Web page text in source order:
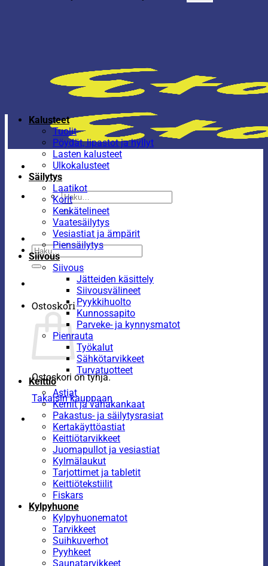
Etsi:
Etsi:
Ostoskori
Ostoskori on tyhjä.
Takaisin kauppaan
Kalusteet
Tuolit
Pöydät, lipastot ja hyllyt
Lasten kalusteet
Ulkokalusteet
Säilytys
Laatikot
Korit
Kenkätelineet
Vaatesäilytys
Vesiastiat ja ämpärit
Piensäilytys
Siivous
Siivous
Jätteiden käsittely
Siivousvälineet
Pyykkihuolto
Kunnossapito
Parveke- ja kynnysmatot
Pienrauta
Työkalut
Sähkötarvikkeet
Turvatuotteet
Keittiö
Astiat
Kernit ja vahakankaat
Pakastus- ja säilytysrasiat
Kertakäyttöastiat
Keittiötarvikkeet
Juomapullot ja vesiastiat
Kylmälaukut
Tarjottimet ja tabletit
Keittiötekstiilit
Fiskars
Kylpyhuone
Kylpyhuonematot
Tarvikkeet
Suihkuverhot
Pyyhkeet
Saunatarvikkeet